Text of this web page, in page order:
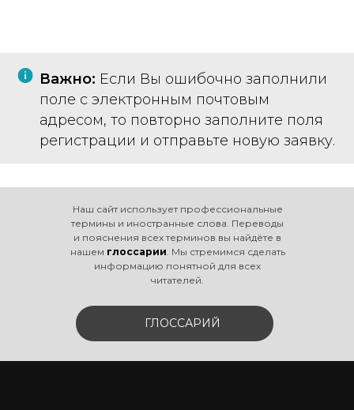
Важно: Если Вы ошибочно заполнили
поле с электронным почтовым
адресом, то повторно заполните поля
регистрации и отправьте новую заявку.
Наш сайт использует профессиональные
термины и иностранные слова. Переводы
и пояснения всех терминов вы найдёте в
нашем глоссарии . Мы стремимся сделать
информацию понятной для всех
читателей.
ГЛОССАРИЙ